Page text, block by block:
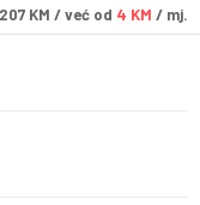
207 KM / već od 4 KM / mj.